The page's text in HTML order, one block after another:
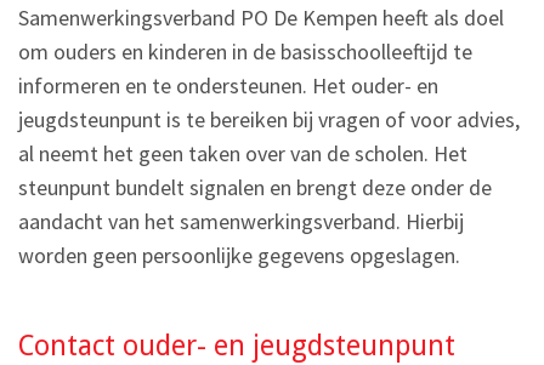
Samenwerkingsverband PO De Kempen heeft als doel
om ouders en kinderen in de basisschoolleeftijd te
informeren en te ondersteunen. Het ouder- en
jeugdsteunpunt is te bereiken bij vragen of voor advies,
al neemt het geen taken over van de scholen. Het
steunpunt bundelt signalen en brengt deze onder de
aandacht van het samenwerkingsverband. Hierbij
worden geen persoonlijke gegevens opgeslagen.
Contact ouder- en jeugdsteunpunt